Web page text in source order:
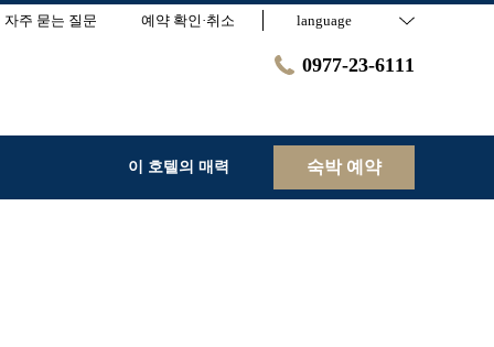
자주 묻는 질문 예약 확인·취소 language
0977-23-6111
이 호텔의 매력 숙박 예약